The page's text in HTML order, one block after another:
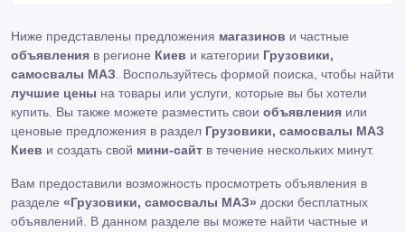
Ниже представлены предложения магазинов и частные
объявления в регионе Киев и категории Грузовики,
самосвалы МАЗ. Воспользуйтесь формой поиска, чтобы найти
лучшие цены на товары или услуги, которые вы бы хотели
купить. Вы также можете разместить свои объявления или
ценовые предложения в раздел Грузовики, самосвалы МАЗ
Киев и создать свой мини-сайт в течение нескольких минут.
Вам предоставили возможность просмотреть объявления в
разделе «Грузовики, самосвалы МАЗ» доски бесплатных
объявлений. В данном разделе вы можете найти частные и